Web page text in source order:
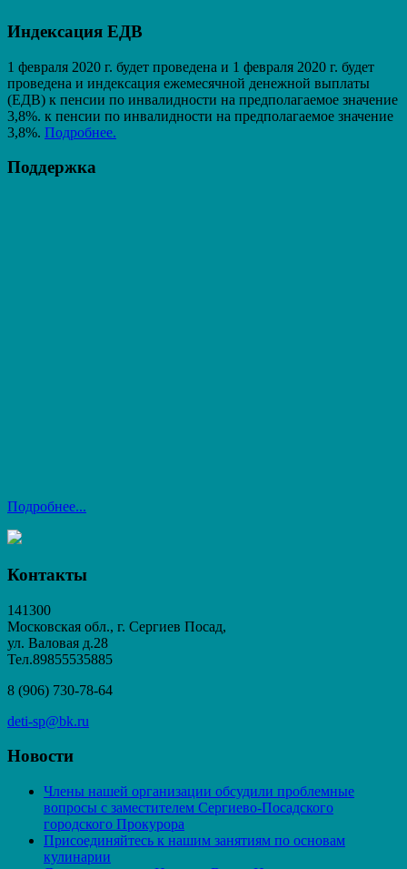
Индексация ЕДВ
1 февраля 2020 г. будет проведена и 1 февраля 2020 г. будет
проведена и индексация ежемесячной денежной выплаты
(ЕДВ) к пенсии по инвалидности на предполагаемое значение
3,8%. к пенсии по инвалидности на предполагаемое значение
3,8%. Подробнее.
Поддержка
Подробнее...
Контакты
141300
Московская обл., г. Сергиев Посад,
ул. Валовая д.28
Тел.89855535885
8 (906) 730-78-64
deti-sp@bk.ru
Новости
Члены нашей организации обсудили проблемные
вопросы с заместителем Сергиево-Посадского
городского Прокурора
Присоединяйтесь к нашим занятиям по основам
кулинарии